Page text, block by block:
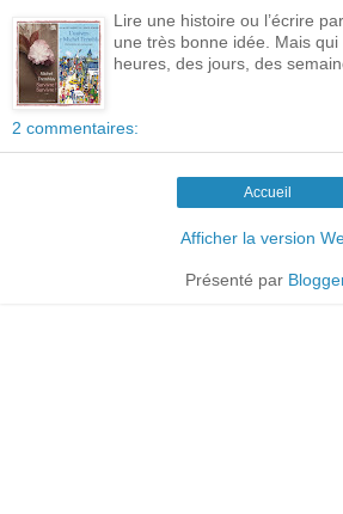
Lire une histoire ou l’écrire
une très bonne idée. Mais qui
heures, des jours, des
2 commentaires:
Accueil
Afficher la version
Présenté par